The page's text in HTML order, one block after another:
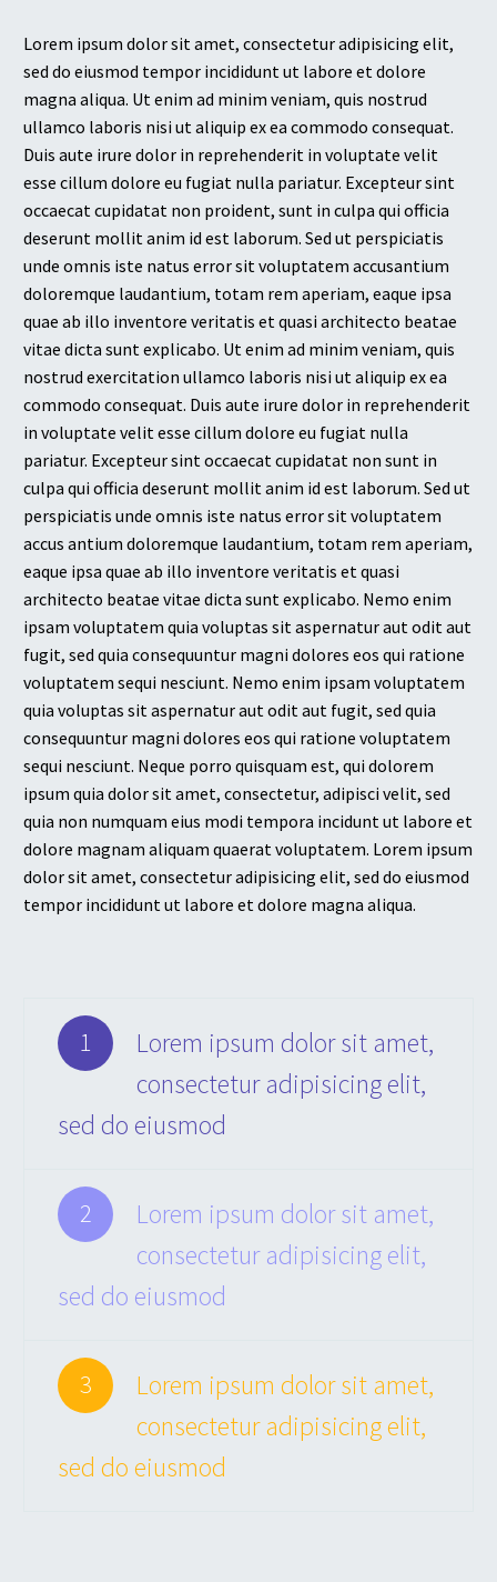
Lorem ipsum dolor sit amet, consectetur adipisicing elit,
sed do eiusmod tempor incididunt ut labore et dolore
magna aliqua. Ut enim ad minim veniam, quis nostrud
ullamco laboris nisi ut aliquip ex ea commodo consequat.
Duis aute irure dolor in reprehenderit in voluptate velit
esse cillum dolore eu fugiat nulla pariatur. Excepteur sint
occaecat cupidatat non proident, sunt in culpa qui officia
deserunt mollit anim id est laborum. Sed ut perspiciatis
unde omnis iste natus error sit voluptatem accusantium
doloremque laudantium, totam rem aperiam, eaque ipsa
quae ab illo inventore veritatis et quasi architecto beatae
vitae dicta sunt explicabo. Ut enim ad minim veniam, quis
nostrud exercitation ullamco laboris nisi ut aliquip ex ea
commodo consequat. Duis aute irure dolor in reprehenderit
in voluptate velit esse cillum dolore eu fugiat nulla
pariatur. Excepteur sint occaecat cupidatat non sunt in
culpa qui officia deserunt mollit anim id est laborum. Sed ut
perspiciatis unde omnis iste natus error sit voluptatem
accus antium doloremque laudantium, totam rem aperiam,
eaque ipsa quae ab illo inventore veritatis et quasi
architecto beatae vitae dicta sunt explicabo. Nemo enim
ipsam voluptatem quia voluptas sit aspernatur aut odit aut
fugit, sed quia consequuntur magni dolores eos qui ratione
voluptatem sequi nesciunt. Nemo enim ipsam voluptatem
quia voluptas sit aspernatur aut odit aut fugit, sed quia
consequuntur magni dolores eos qui ratione voluptatem
sequi nesciunt. Neque porro quisquam est, qui dolorem
ipsum quia dolor sit amet, consectetur, adipisci velit, sed
quia non numquam eius modi tempora incidunt ut labore et
dolore magnam aliquam quaerat voluptatem. Lorem ipsum
dolor sit amet, consectetur adipisicing elit, sed do eiusmod
tempor incididunt ut labore et dolore magna aliqua.
1
Lorem ipsum dolor sit amet,
consectetur adipisicing elit,
sed do eiusmod
2
Lorem ipsum dolor sit amet,
consectetur adipisicing elit,
sed do eiusmod
3
Lorem ipsum dolor sit amet,
consectetur adipisicing elit,
sed do eiusmod